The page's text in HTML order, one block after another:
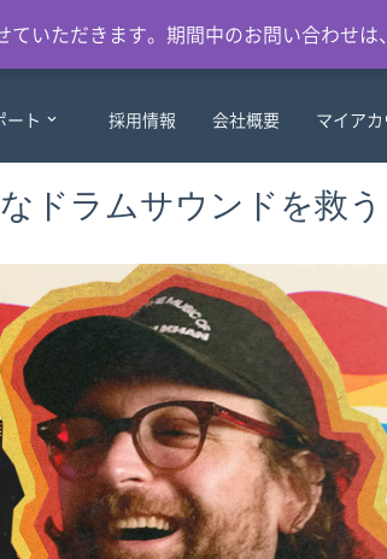
ート 採用情報 会社概要 マイア
ドラムサウンドを救う
いただきます。期間中のお問い合わせ